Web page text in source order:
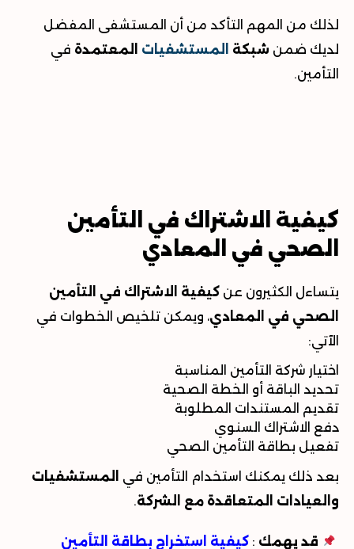
لذلك من المهم التأكد من أن المستشفى المفضل
لديك ضمن شبكة المستشفيات المعتمدة في
التأمين.
كيفية الاشتراك في التأمين
الصحي في المعادي
يتساءل الكثيرون عن كيفية الاشتراك في التأمين
الصحي في المعادي، ويمكن تلخيص الخطوات في
الآتي:
اختيار شركة التأمين المناسبة
تحديد الباقة أو الخطة الصحية
تقديم المستندات المطلوبة
دفع الاشتراك السنوي
تفعيل بطاقة التأمين الصحي
بعد ذلك يمكنك استخدام التأمين في
المستشفيات
والعيادات المتعاقدة مع الشركة.
قد يهمك : كيفية استخراج بطاقة التأمين